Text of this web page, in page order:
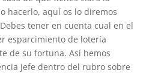
hacerlo, aquí os lo diremos
tener en cuenta cual en el
esparcimiento de lotería
de su fortuna. Así hemos
jefe dentro del rubro sobre